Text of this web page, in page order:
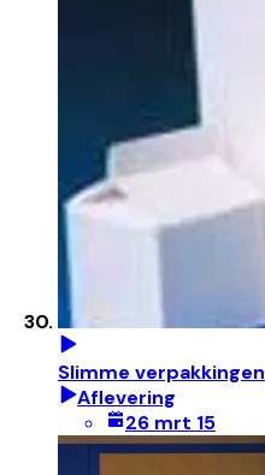
Slimme verpakkingen
Aflevering
26 mrt 15